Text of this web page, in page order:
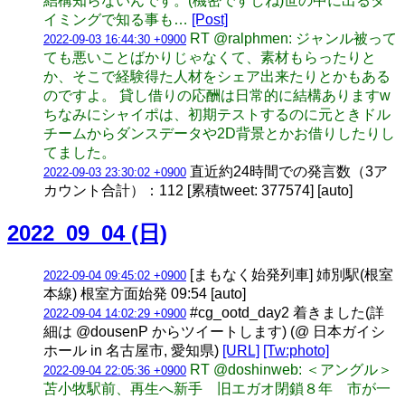
イミングで知る事も… [Post]
2022-09-03 16:44:30 +0900 RT @ralphmen: ジャンル被って
ても悪いことばかりじゃなくて、素材もらったりと
か、そこで経験得た人材をシェア出来たりとかもある
のですよ。 貸し借りの応酬は日常的に結構ありますw
ちなみにシャイポは、初期テストするのに元ときドル
チームからダンスデータや2D背景とかお借りしたりし
てました。
2022-09-03 23:30:02 +0900 直近約24時間での発言数（3ア
カウント合計）：112 [累積tweet: 377574] [auto]
2022_09_04 (日)
2022-09-04 09:45:02 +0900 [まもなく始発列車] 姉別駅(根室
本線) 根室方面始発 09:54 [auto]
2022-09-04 14:02:29 +0900 #cg_ootd_day2 着きました(詳
細は @dousenP からツイートします) (@ 日本ガイシ
ホール in 名古屋市, 愛知県) [URL] [Tw:photo]
2022-09-04 22:05:36 +0900 RT @doshinweb: ＜アングル＞
苫小牧駅前、再生へ新手 旧エガオ閉鎖８年 市が一